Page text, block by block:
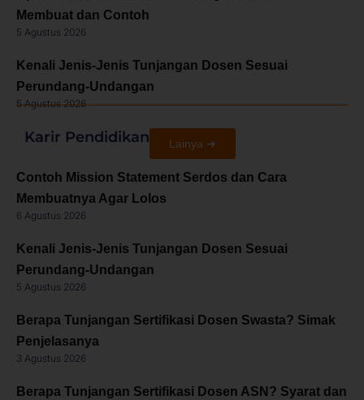
Membuat dan Contoh
5 Agustus 2026
Kenali Jenis-Jenis Tunjangan Dosen Sesuai
Perundang-Undangan
5 Agustus 2026
Karir Pendidikan Lainya ➜
Contoh Mission Statement Serdos dan Cara
Membuatnya Agar Lolos
6 Agustus 2026
Kenali Jenis-Jenis Tunjangan Dosen Sesuai
Perundang-Undangan
5 Agustus 2026
Berapa Tunjangan Sertifikasi Dosen Swasta? Simak
Penjelasanya
3 Agustus 2026
Berapa Tunjangan Sertifikasi Dosen ASN? Syarat dan